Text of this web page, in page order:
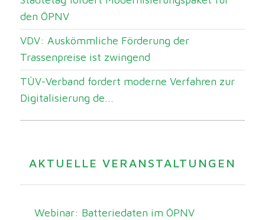
den ÖPNV
VDV: Auskömmliche Förderung der
Trassenpreise ist zwingend
TÜV-Verband fordert moderne Verfahren zur
Digitalisierung de...
AKTUELLE VERANSTALTUNGEN
Webinar: Batteriedaten im ÖPNV